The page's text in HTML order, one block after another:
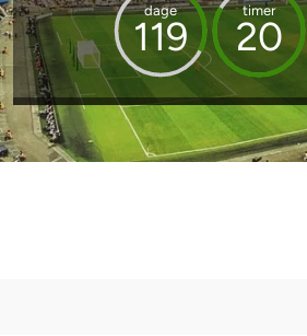
dage
119
timer
20